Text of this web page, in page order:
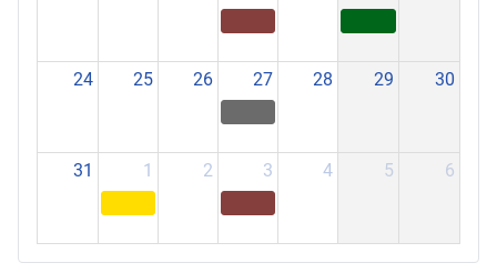
24 25 26 27 28 29 30
31 1 2 3 4 5 6